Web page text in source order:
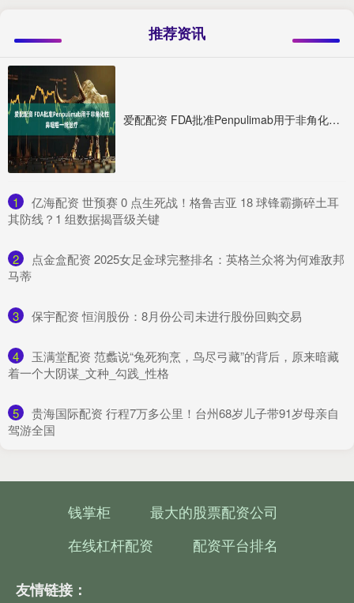
推荐资讯
爱配配资 FDA批准Penpulimab用于非角化性鼻咽癌一线治疗
1
​亿海配资 世预赛 0 点生死战！格鲁吉亚 18 球锋霸撕碎土耳
其防线？1 组数据揭晋级关键
2
​点金盒配资 2025女足金球完整排名：英格兰众将为何难敌邦
马蒂
3 ​保宇配资 恒润股份：8月份公司未进行股份回购交易
4
​玉满堂配资 范蠡说“兔死狗烹，鸟尽弓藏”的背后，原来暗藏
着一个大阴谋_文种_勾践_性格
5
​贵海国际配资 行程7万多公里！台州68岁儿子带91岁母亲自
驾游全国
钱掌柜
最大的股票配资公司
在线杠杆配资
配资平台排名
友情链接：